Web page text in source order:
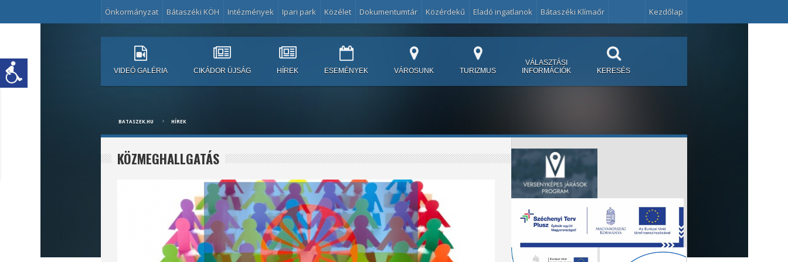
Kezdőlap
Önkormányzat Bátaszéki KÖH Intézmények Ipari park Közélet Dokumentumtár Közérdekű Eladó ingatlanok Bátaszéki Klímaőr
VIDEÓ GALÉRIA CIKÁDOR ÚJSÁG HÍREK ESEMÉNYEK VÁROSUNK TURIZMUS
VÁLASZTÁSI
INFORMÁCIÓK
KERESÉS
BATASZEK.HU HÍREK
KÖZMEGHALLGATÁS